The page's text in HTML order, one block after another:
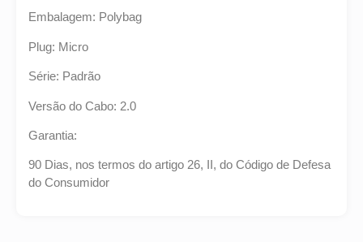
Embalagem: Polybag
Plug: Micro
Série: Padrão
Versão do Cabo: 2.0
Garantia:
90 Dias, nos termos do artigo 26, II, do Código de Defesa
do Consumidor